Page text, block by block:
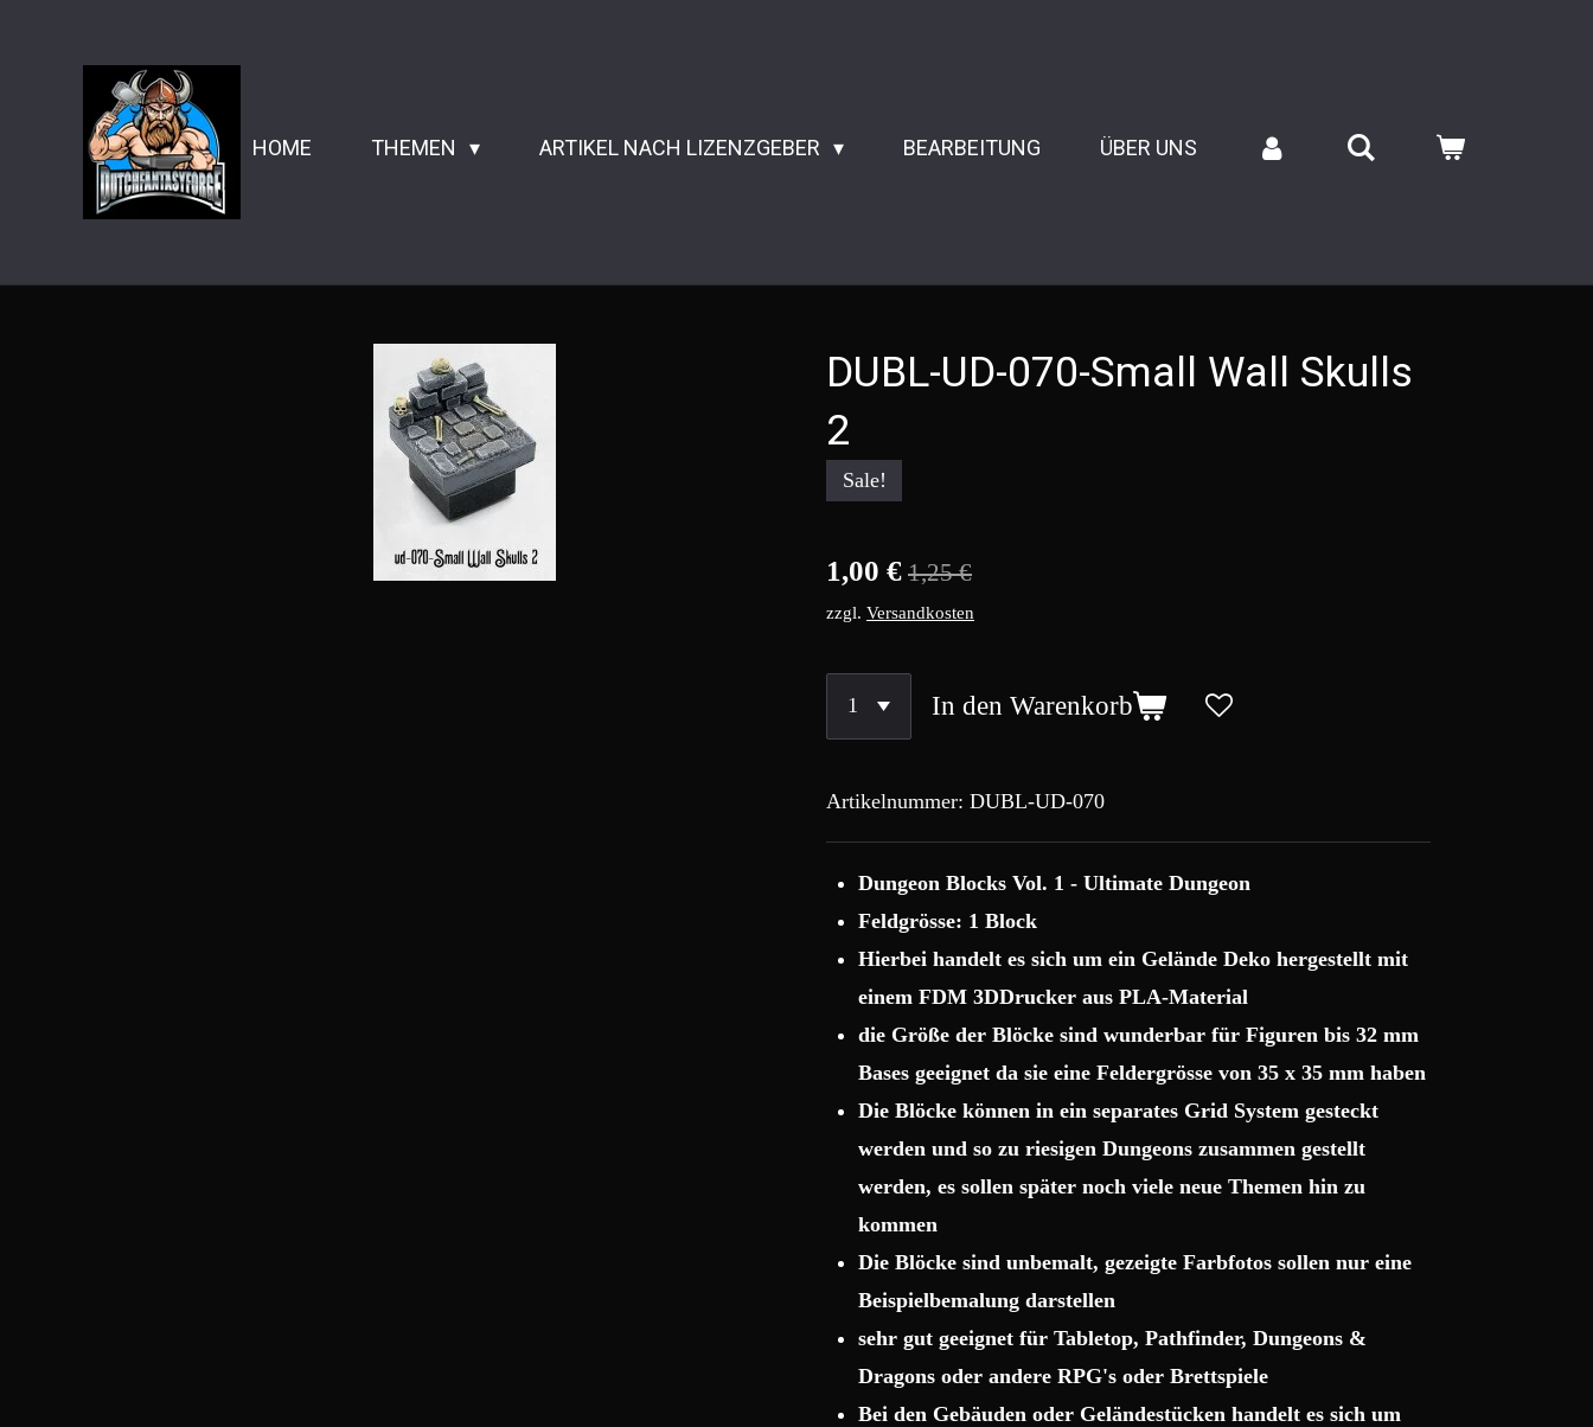
Hauptinhalt
HOME THEMEN ARTIKEL NACH LIZENZGEBER BEARBEITUNG ÜBER UNS
DUBL-UD-070-Small Wall Skulls
2
Sale!
1,00 € 1,25 €
zzgl. Versandkosten
In den Warenkorb
Artikelnummer: DUBL-UD-070
Dungeon Blocks Vol. 1 - Ultimate Dungeon
Feldgrösse: 1 Block
Hierbei handelt es sich um ein Gelände Deko hergestellt mit
einem FDM 3DDrucker aus PLA-Material
die Größe der Blöcke sind wunderbar für Figuren bis 32 mm
Bases geeignet da sie eine Feldergrösse von 35 x 35 mm haben
Die Blöcke können in ein separates Grid System gesteckt
werden und so zu riesigen Dungeons zusammen gestellt
werden, es sollen später noch viele neue Themen hin zu
kommen
Die Blöcke sind unbemalt, gezeigte Farbfotos sollen nur eine
Beispielbemalung darstellen
sehr gut geeignet für Tabletop, Pathfinder, Dungeons &
Dragons oder andere RPG's oder Brettspiele
Bei den Gebäuden oder Geländestücken handelt es sich um